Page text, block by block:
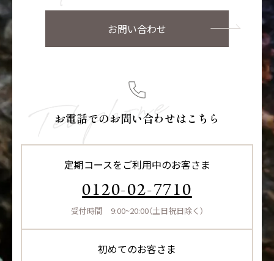
お問い合わせ
お電話でのお問い合わせはこちら
定期コースをご利用中のお客さま
0120-02-7710
受付時間 9:00~20:00（土日祝日除く）
初めてのお客さま